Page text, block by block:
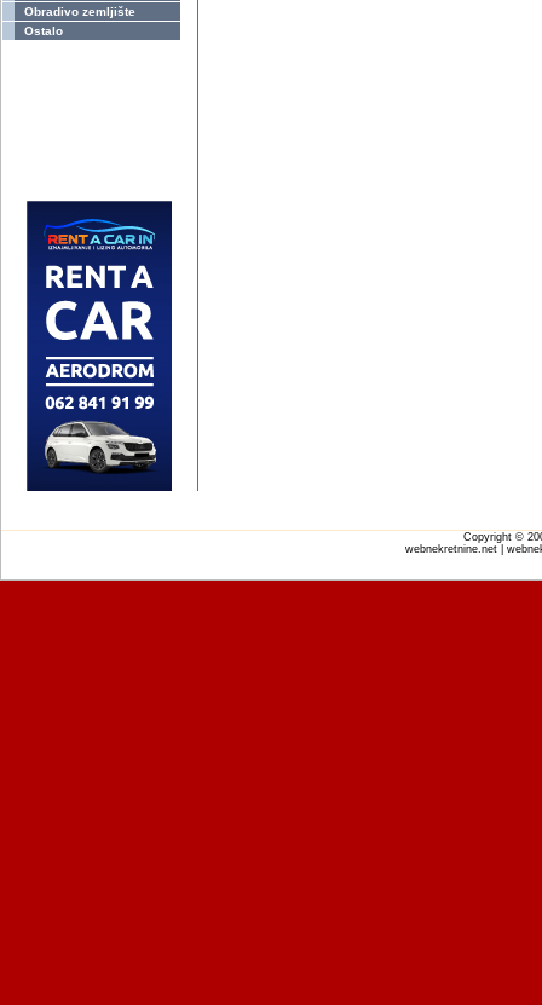
Obradivo zemljište
Ostalo
Copyright ©
webnekretnine.net |